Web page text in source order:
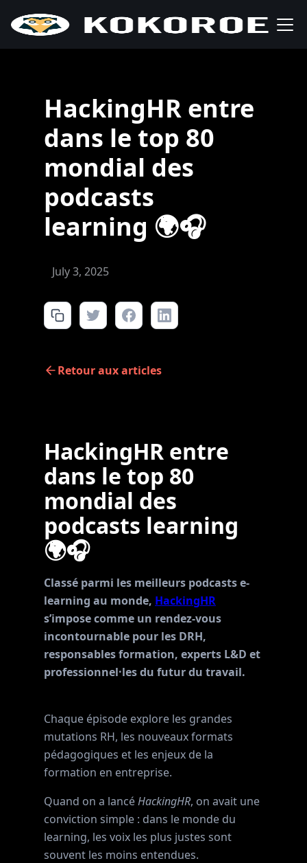
HackingHR entre
dans le top 80
mondial des
podcasts
learning 🌍🎧
July 3, 2025
Retour aux articles
HackingHR entre
dans le top 80
mondial des
podcasts learning
🌍🎧
Classé parmi les meilleurs podcasts e-
learning au monde, HackingHR
s’impose comme un rendez-vous
incontournable pour les DRH,
responsables formation, experts L&D et
professionnel·les du futur du travail.
Chaque épisode explore les grandes
mutations RH, les nouveaux formats
pédagogiques et les enjeux de la
formation en entreprise.
Quand on a lancéHackingHR, on avait une
conviction simple : dans le monde du
learning, les voix les plus justes sont
souvent les moins entendues.